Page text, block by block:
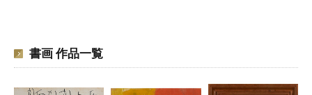
書画 作品一覧